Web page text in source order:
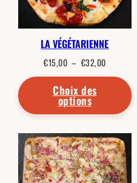
LA VÉGÉTARIENNE
€15,00 – €32,00Plage
prix :
€15,00
€32,00
Choix des
options